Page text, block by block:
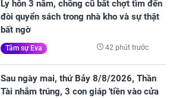
Ly hôn 3 năm, chồng cũ bất chợt tìm đến
đòi quyển sách trong nhà kho và sự thật
bất ngờ
Tâm sự Eva 42 phút trước
Sau ngày mai, thứ Bảy 8/8/2026, Thần
Tài nhắm trúng, 3 con giáp 'tiền vào cửa